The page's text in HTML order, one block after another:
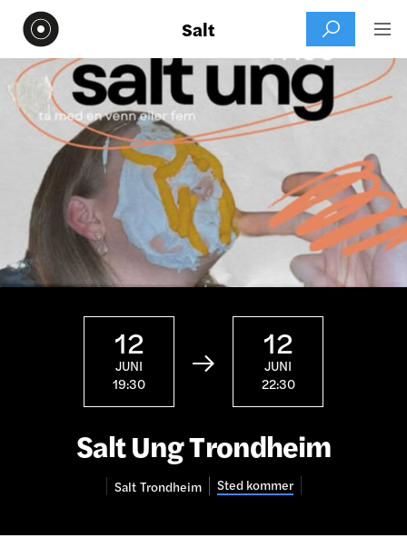
Salt  
12
JUNI
19:30

12
JUNI
22:30
Salt Ung Trondheim
Salt Trondheim Sted kommer